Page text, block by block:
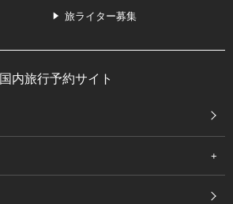
旅ライター募集
国内旅行予約サイト